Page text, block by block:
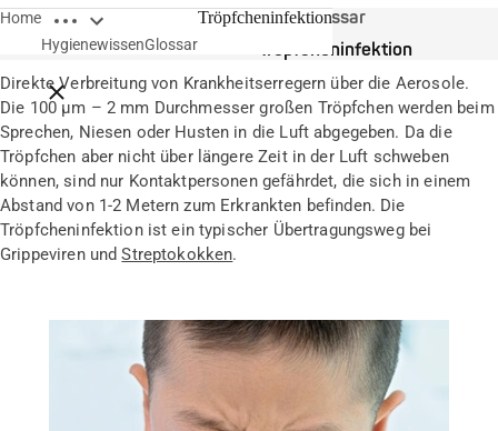
Home Breadcrumbs öffnen
Breadcrumbs schließen
HygienewissenGlossar
TröpfcheninfektionGlossar
Tröpfcheninfektion
Direkte Verbreitung von Krankheitserregern über die Aerosole.
Die 100 µm – 2 mm Durchmesser großen Tröpfchen werden beim
Sprechen, Niesen oder Husten in die Luft abgegeben. Da die
Tröpfchen aber nicht über längere Zeit in der Luft schweben
können, sind nur Kontaktpersonen gefährdet, die sich in einem
Abstand von 1-2 Metern zum Erkrankten befinden. Die
Tröpfcheninfektion ist ein typischer Übertragungsweg bei
Grippeviren undStreptokokken.